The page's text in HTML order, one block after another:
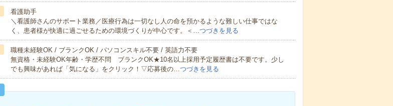
看護助手
＼看護師さんのサポート業務／医療行為は一切なし人の命を預かるような難しい仕事ではな
く、患者様が快適に過ごせるための環境づくりが中心です。＜…つづきを見る
職種未経験OK / ブランクOK / パソコンスキル不要 / 英語力不要
無資格・未経験OK年齢・学歴不問 ブランクOK★10名以上採用予定履歴書は不要です。少し
でも興味があれば「気になる」をクリック！▽応募後の…つづきを見る